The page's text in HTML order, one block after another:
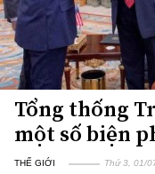
Tổng thống
một số biện
THẾ GIỚI Thứ 3, 01/